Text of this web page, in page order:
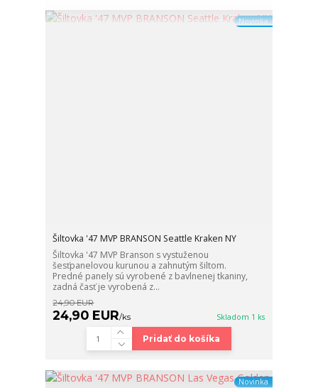
Novinka
Šiltovka '47 MVP BRANSON Seattle Kraken NY
Šiltovka '47 MVP Branson s vystuženou
šesťpanelovou kurunou a zahnutým šiltom.
Predné panely sú vyrobené z bavlnenej tkaniny,
zadná časť je vyrobená z...
24,90 EUR
24,90 EUR/ks Skladom 1 ks
Pridať do košíka
Novinka